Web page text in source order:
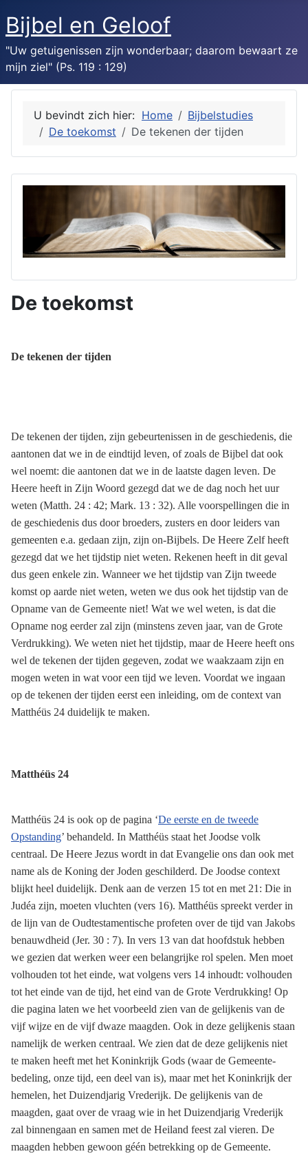
Bijbel en Geloof
"Uw getuigenissen zijn wonderbaar; daarom bewaart ze
mijn ziel" (Ps. 119 : 129)
U bevindt zich hier: Home
Bijbelstudies
De toekomst
De tekenen der tijden
De toekomst
De tekenen der tijden
De tekenen der tijden, zijn gebeurtenissen in de geschiedenis, die
aantonen dat we in de eindtijd leven, of zoals de Bijbel dat ook
wel noemt: die aantonen dat we in de laatste dagen leven. De
Heere heeft in Zijn Woord gezegd dat we de dag noch het uur
weten (Matth. 24 : 42; Mark. 13 : 32). Alle voorspellingen die in
de geschiedenis dus door broeders, zusters en door leiders van
gemeenten e.a. gedaan zijn, zijn on-Bijbels. De Heere Zelf heeft
gezegd dat we het tijdstip niet weten. Rekenen heeft in dit geval
dus geen enkele zin. Wanneer we het tijdstip van Zijn tweede
komst op aarde niet weten, weten we dus ook het tijdstip van de
Opname van de Gemeente niet! Wat we wel weten, is dat die
Opname nog eerder zal zijn (minstens zeven jaar, van de Grote
Verdrukking). We weten niet het tijdstip, maar de Heere heeft ons
wel de tekenen der tijden gegeven, zodat we waakzaam zijn en
mogen weten in wat voor een tijd we leven. Voordat we ingaan
op de tekenen der tijden eerst een inleiding, om de context van
Matthéüs 24 duidelijk te maken.
Matthéüs 24
Matthéüs 24 is ook op de pagina ‘De eerste en de tweede
Opstanding’ behandeld. In Matthéüs staat het Joodse volk
centraal. De Heere Jezus wordt in dat Evangelie ons dan ook met
name als de Koning der Joden geschilderd. De Joodse context
blijkt heel duidelijk. Denk aan de verzen 15 tot en met 21: Die in
Judéa zijn, moeten vluchten (vers 16). Matthéüs spreekt verder in
de lijn van de Oudtestamentische profeten over de tijd van Jakobs
benauwdheid (Jer. 30 : 7). In vers 13 van dat hoofdstuk hebben
we gezien dat werken weer een belangrijke rol spelen. Men moet
volhouden tot het einde, wat volgens vers 14 inhoudt: volhouden
tot het einde van de tijd, het eind van de Grote Verdrukking! Op
die pagina laten we het voorbeeld zien van de gelijkenis van de
vijf wijze en de vijf dwaze maagden. Ook in deze gelijkenis staan
namelijk de werken centraal. We zien dat de deze gelijkenis niet
te maken heeft met het Koninkrijk Gods (waar de Gemeente-
bedeling, onze tijd, een deel van is), maar met het Koninkrijk der
hemelen, het Duizendjarig Vrederijk. De gelijkenis van de
maagden, gaat over de vraag wie in het Duizendjarig Vrederijk
zal binnengaan en samen met de Heiland feest zal vieren. De
maagden hebben gewoon géén betrekking op de Gemeente.